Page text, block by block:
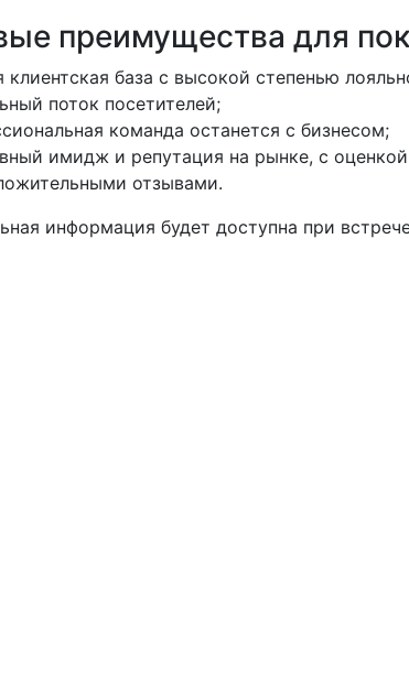
преимущества для
клиентская база с высокой степенью
поток посетителей;
команда останется с бизнесом;
имидж и репутация на рынке, с
отзывами.
информация будет доступна при